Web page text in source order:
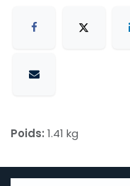
Poids: 1.41 kg